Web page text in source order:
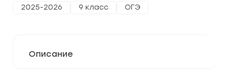
2025-2026 9 класс ОГЭ
Описание